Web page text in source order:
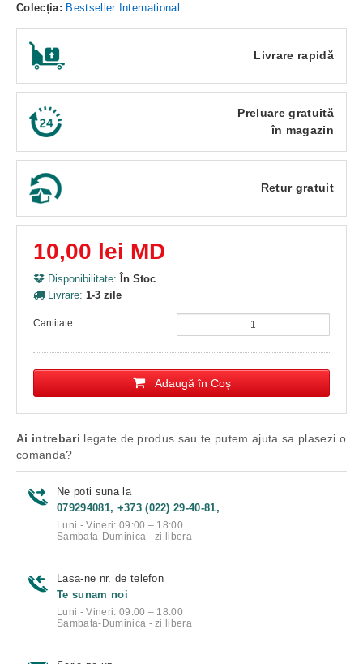
Colecția: Bestseller International
Livrare rapidă
Preluare gratuită
în magazin
Retur gratuit
10,00 lei MD
Disponibilitate: În Stoc
Livrare: 1-3 zile
Cantitate:
Adaugă în Coş
Ai intrebari legate de produs sau te putem ajuta sa plasezi o
comanda?
Ne poti suna la
079294081, +373 (022) 29-40-81,
Luni - Vineri: 09:00 – 18:00
Sambata-Duminica - zi libera
Lasa-ne nr. de telefon
Te sunam noi
Luni - Vineri: 09:00 – 18:00
Sambata-Duminica - zi libera